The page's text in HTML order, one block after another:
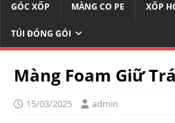
GÓC XỐP MÀNG CO PE XỐP
TÚI ĐÓNG GÓI
Màng Foam Giữ
15/03/2025 admin